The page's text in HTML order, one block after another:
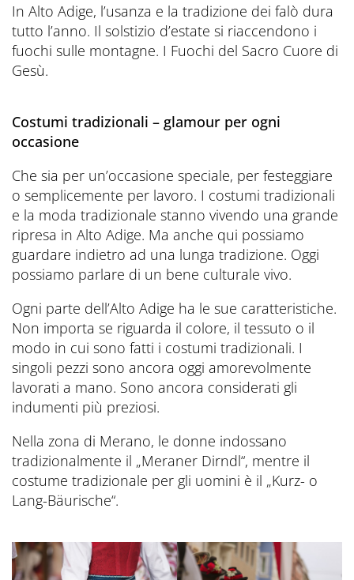
In Alto Adige, l’usanza e la tradizione dei falò dura
tutto l’anno. Il solstizio d’estate si riaccendono i
fuochi sulle montagne. I Fuochi del Sacro Cuore di
Gesù.
Costumi tradizionali – glamour per ogni
occasione
Che sia per un’occasione speciale, per festeggiare
o semplicemente per lavoro. I costumi tradizionali
e la moda tradizionale stanno vivendo una grande
ripresa in Alto Adige. Ma anche qui possiamo
guardare indietro ad una lunga tradizione. Oggi
possiamo parlare di un bene culturale vivo.
Ogni parte dell’Alto Adige ha le sue caratteristiche.
Non importa se riguarda il colore, il tessuto o il
modo in cui sono fatti i costumi tradizionali. I
singoli pezzi sono ancora oggi amorevolmente
lavorati a mano. Sono ancora considerati gli
indumenti più preziosi.
Nella zona di Merano, le donne indossano
tradizionalmente il „Meraner Dirndl“, mentre il
costume tradizionale per gli uomini è il „Kurz- o
Lang-Bäurische“.